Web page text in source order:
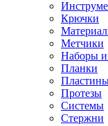
Крючки
Метчики
Наборы
Планки
Протезы
Системы
Стержни